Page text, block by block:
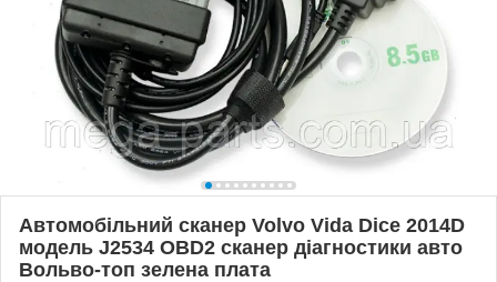
Автомобільний сканер Volvo Vida Dice 2014D
модель J2534 OBD2 сканер діагностики авто
Вольво-топ зелена плата